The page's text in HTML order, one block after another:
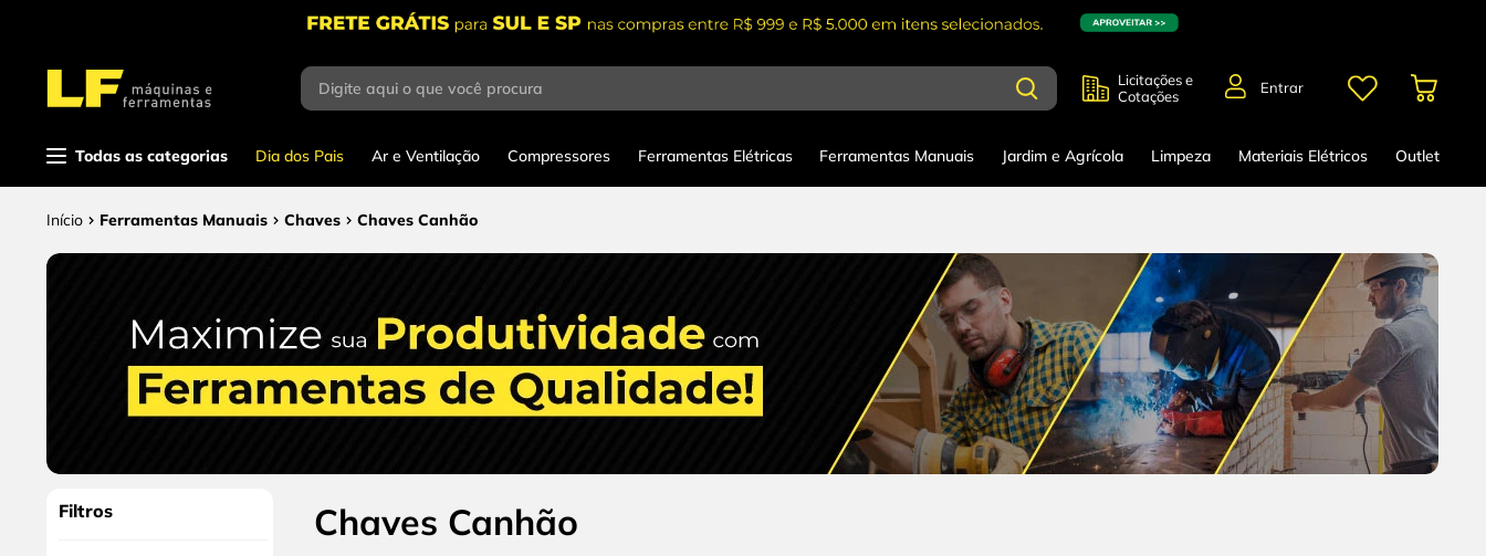
Digite aqui o que você procura
Licitações e
Cotações
Entrar
Todas as categorias Dia dos Pais Ar e Ventilação Compressores Ferramentas Elétricas Ferramentas Manuais Jardim e Agrícola Limpeza Materiais Elétricos Outlet
Ferramentas Manuais Chaves Chaves Canhão
Filtros Chaves Canhão
Termos mais
buscados
parafusadeira
serra circular